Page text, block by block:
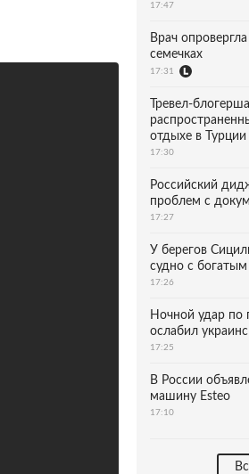
17:47
Врач
семечках
17:31
Тревел-
отдыхе в Турции
17:30
Российский
проблем с
17:27
У берегов
судно с богатым
17:26
Ночной удар по
ослабил
17:25
В России
машину Esteo
17:10